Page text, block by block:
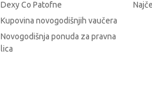
Dexy Co Patofne
Kupovina novogodišnjih vaučera
Novogodišnja ponuda za pravna
lica